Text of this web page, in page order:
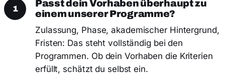
1
Passt dein Vorhaben überhaupt zu
einem unserer Programme?
Zulassung, Phase, akademischer Hintergrund,
Fristen: Das steht vollständig bei den
Programmen. Ob dein Vorhaben die Kriterien
erfüllt, schätzt du selbst ein.